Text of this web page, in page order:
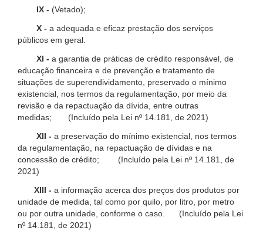
IX - (Vetado);
X - a adequada e eficaz prestação dos serviços
públicos em geral.
XI - a garantia de práticas de crédito responsável, de
educação financeira e de prevenção e tratamento de
situações de superendividamento, preservado o mínimo
existencial, nos termos da regulamentação, por meio da
revisão e da repactuação da dívida, entre outras
medidas; (Incluído pela Lei nº 14.181, de 2021)
XII - a preservação do mínimo existencial, nos termos
da regulamentação, na repactuação de dívidas e na
concessão de crédito; (Incluído pela Lei nº 14.181, de
2021)
XIII - a informação acerca dos preços dos produtos por
unidade de medida, tal como por quilo, por litro, por metro
ou por outra unidade, conforme o caso. (Incluído pela Lei
nº 14.181, de 2021)